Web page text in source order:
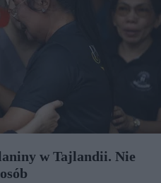
w Tajlandii. Nie